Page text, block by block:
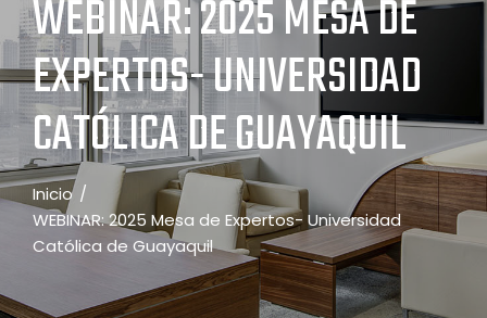
WEBINAR: 2025 MESA DE
EXPERTOS- UNIVERSIDAD
CATÓLICA DE GUAYAQUIL
Inicio
WEBINAR: 2025 Mesa de Expertos- Universidad
Católica de Guayaquil